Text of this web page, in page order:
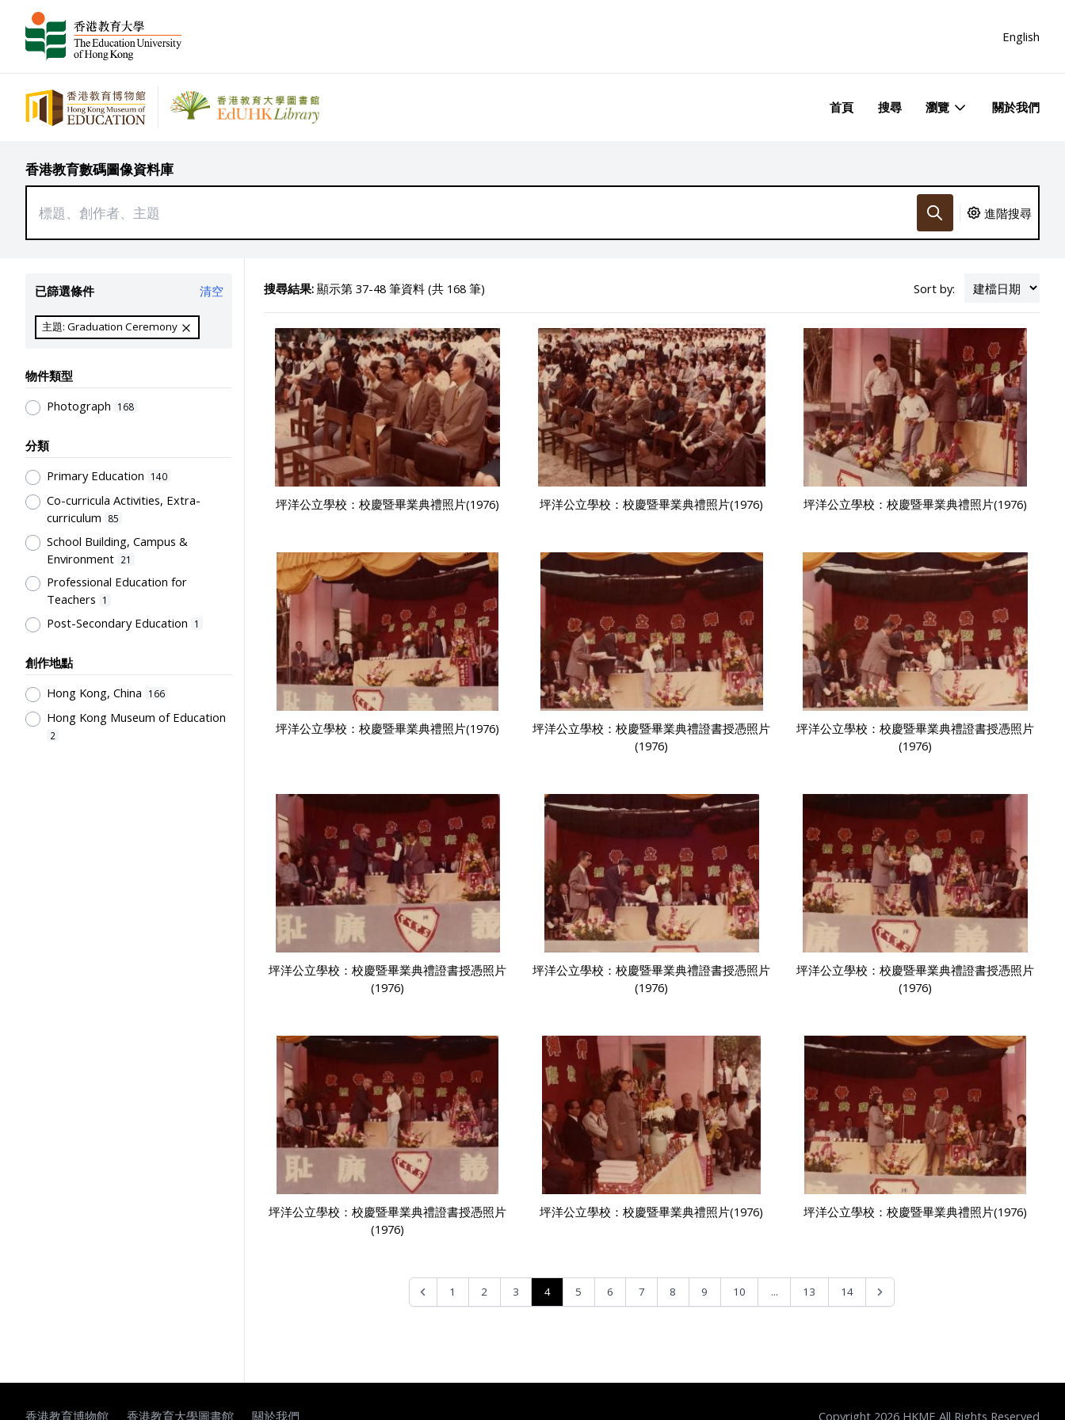
English
首頁 搜尋 瀏覽 關於我們
香港教育數碼圖像資料庫
進階搜尋
已篩選條件 清空
主題: Graduation Ceremony
物件類型
Photograph
168
分類
Primary Education
140
Co-curricula Activities, Extra-
curriculum
85
School Building, Campus &
Environment 21
Professional Education for
Teachers
1
Post-Secondary Education 1
創作地點
Hong Kong, China
166
Hong Kong Museum of Education
2
搜尋結果:顯示第 37-48 筆資料 (共 168 筆) Sort by:
坪洋公立學校：校慶暨畢業典禮照片(1976) 坪洋公立學校：校慶暨畢業典禮照片(1976) 坪洋公立學校：校慶暨畢業典禮照片(1976)
坪洋公立學校：校慶暨畢業典禮照片(1976)
坪洋公立學校：校慶暨畢業典禮證書授憑照片
(1976)
坪洋公立學校：校慶暨畢業典禮證書授憑照片
(1976)
坪洋公立學校：校慶暨畢業典禮證書授憑照片
(1976)
坪洋公立學校：校慶暨畢業典禮證書授憑照片
(1976)
坪洋公立學校：校慶暨畢業典禮證書授憑照片
(1976)
坪洋公立學校：校慶暨畢業典禮證書授憑照片
(1976)
坪洋公立學校：校慶暨畢業典禮照片(1976) 坪洋公立學校：校慶暨畢業典禮照片(1976)
1 2 3 4 5 6 7 8 9 10 ... 13 14
香港教育博物館 香港教育大學圖書館 關於我們 Copyright 2026 HKME All Rights Reserved